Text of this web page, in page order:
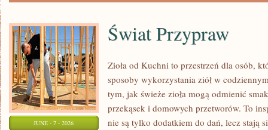
JUNE - 7 - 2026
Świat Przypraw
Zioła od Kuchni to przestrzeń dla osób,
sposoby wykorzystania ziół w
tym, jak świeże zioła mogą odmienić
przekąsek i domowych przetworów. To
nie są tylko dodatkiem do dań, lecz stają